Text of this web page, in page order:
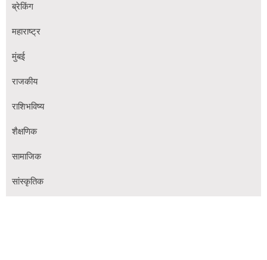
ब्रेकिंग
महाराष्ट्र
मुंबई
राजकीय
राशिभविष्य
शैक्षणिक
सामाजिक
सांस्कृतिक